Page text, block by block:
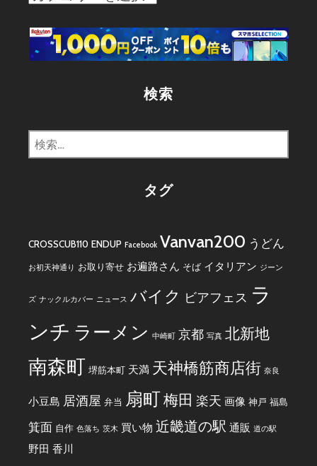
ゴ
リ
検索
検
索:
タグ
CROSSCUB110 ENDUP Facebook Vanvan200 うどん
お初天神通り お取り寄せ お遍路さん そば イタリアン ジーン
ズ ナックルカバー ニュース バイク ビアフェス ラ
ンチ ラーメン 中崎町 京都 写真 北新地
南森町 堺筋本町 天満 天神橋筋商店街 奈良
小豆島 居酒屋 弁当 扇町梅田 楽天 画像 神戸 福島
箕面 自作 色落ち 茨木 買い物 近畿道の駅 通販 道の駅
野田 香川